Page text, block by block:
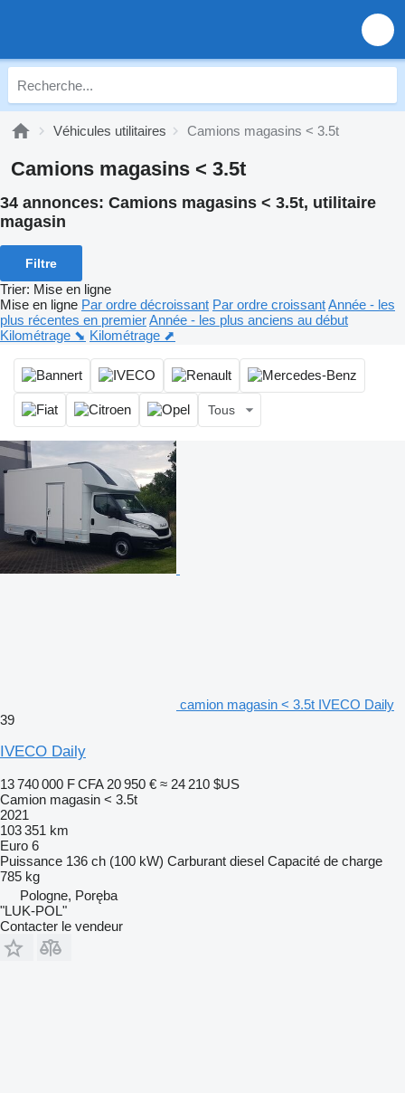
Véhicules utilitaires Camions magasins < 3.5t
Camions magasins < 3.5t
34 annonces: Camions magasins < 3.5t, utilitaire
magasin
Filtre
Trier: Mise en ligne
Mise en ligne Par ordre décroissant Par ordre croissantAnnée - les
plus récentes en premierAnnée - les plus anciens au début
Kilométrage ⬊ Kilométrage ⬈
Tous
camion magasin < 3.5t IVECO Daily
39
IVECO Daily
13 740 000 F CFA 20 950 € ≈ 24 210 $US
Camion magasin < 3.5t
2021
103 351 km
Euro 6
Puissance 136 ch (100 kW) Carburant diesel Capacité de charge
785 kg
Pologne, Poręba
"LUK-POL"
Contacter le vendeur